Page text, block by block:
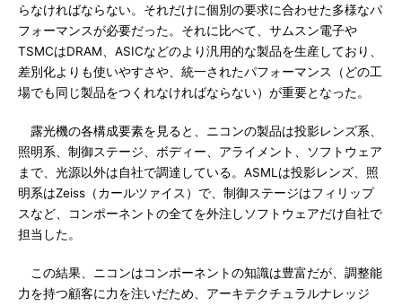
らなければならない。それだけに個別の要求に合わせた多様なパ
フォーマンスが必要だった。それに比べて、サムスン電子や
TSMCはDRAM、ASICなどのより汎用的な製品を生産しており、
差別化よりも使いやすさや、統一されたパフォーマンス（どの工
場でも同じ製品をつくれなければならない）が重要となった。
露光機の各構成要素を見ると、ニコンの製品は投影レンズ系、
照明系、制御ステージ、ボディー、アライメント、ソフトウェア
まで、光源以外は自社で調達している。ASMLは投影レンズ、照
明系はZeiss（カールツァイス）で、制御ステージはフィリップ
スなど、コンポーネントの全てを外注しソフトウェアだけ自社で
担当した。
この結果、ニコンはコンポーネントの知識は豊富だが、調整能
力を持つ顧客に力を注いだため、アーキテクチュラルナレッジ